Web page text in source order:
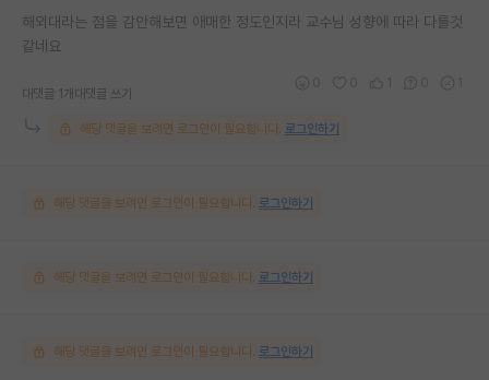
해외대라는 점을 감안해보면 애매한 정도인지라 교수님 성향에 따라 다를것
같네요
대댓글 1개 대댓글 쓰기
해당 댓글을 보려면 로그인이 필요합니다. 로그인하기
해당 댓글을 보려면 로그인이 필요합니다. 로그인하기
해당 댓글을 보려면 로그인이 필요합니다. 로그인하기
해당 댓글을 보려면 로그인이 필요합니다. 로그인하기